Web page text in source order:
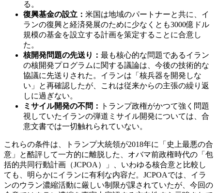
る。
復興基金の設立： 米国は地域のパートナーと共に、イ
ランの復興と経済発展のために少なくとも3000億ドル
規模の基金を設立する計画を策定することに合意し
た。
核開発問題の先送り： 最も核心的な問題であるイラン
の核開発プログラムに関する議論は、今後の技術的な
協議に先送りされた。イランは「核兵器を開発しな
い」と再確認したが、これは従来からの主張の繰り返
しに過ぎない。
ミサイル開発の不問：
トランプ政権がかつて強く問題
視していたイランの弾道ミサイル開発については、合
意文書では一切触れられていない。
これらの条件は、トランプ大統領が2018年に「史上最悪の合
意」と酷評して一方的に離脱した、オバマ前政権時代の「包
括的共同行動計画（JCPOA）」、いわゆる核合意と比較し
ても、明らかにイランに有利な内容だ。JCPOAでは、イラ
ンのウラン濃縮活動に厳しい制限が課されていたが、今回の